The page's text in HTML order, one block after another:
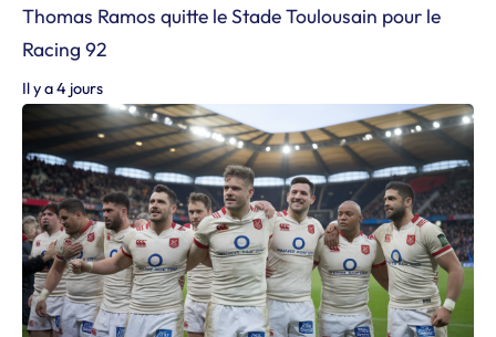
Thomas Ramos quitte le Stade Toulousain pour le
Racing 92
Il y a 4 jours